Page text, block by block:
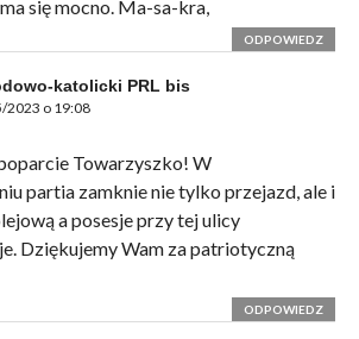
się mocno. Ma-sa-kra,
ODPOWIEDZ
katolicki PRL bis
2023 o 19:08
Towarzyszko! W
partia zamknie nie tylko przejazd, ale i
a posesje przy tej ulicy
Dziękujemy Wam za patriotyczną
ODPOWIEDZ